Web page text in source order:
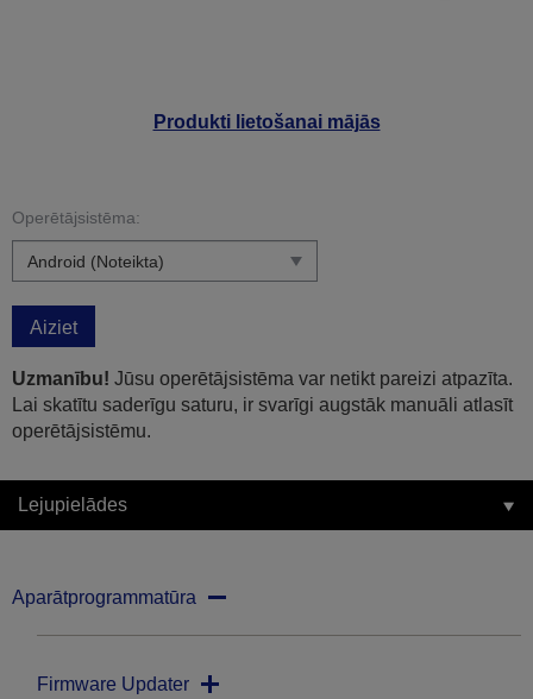
Produkti lietošanai mājās
Operētājsistēma:
Aiziet
Uzmanību! Jūsu operētājsistēma var netikt pareizi atpazīta.
Lai skatītu saderīgu saturu, ir svarīgi augstāk manuāli atlasīt
operētājsistēmu.
Lejupielādes
Aparātprogrammatūra
Firmware Updater